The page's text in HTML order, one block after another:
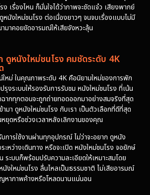
ง เรื่องไหน ก็มั่นใจได้ว่าภาพจะชัดแจ๋ว เสียงพากย์
หนังใหม่ชนโรง ต่อเนื่องยาวๆ จนจบเรื่องแบบไม่มี
มาคอยขัดอารมณ์ให้เสียจังหวะลุ้น
ดูหนังใหม่ชนโรง คมชัดระดับ 4K
ใหม่ ในคุณภาพระดับ 4K คือนิยามใหม่ของการพัก
รุงระบบให้รองรับการรับชม หนังใหม่ชนโรง ที่เน้น
ากทุกตอนจะถูกถ่ายทอดออกมาอย่างสมจริงที่สุด
ามา ดูหนังใหม่ชนโรง กับเรา เป็นตัวเลือกที่ดีที่สุด
ยุดหรือช่วงเวลาหลังเลิกงานของคุณ
การใช้งานผ่านทุกอุปกรณ์ ไม่ว่าจะอยาก ดูหนัง
ะหว่างเดินทาง หรือจะเปิด หนังใหม่ชนโรง จอยักษ์
ระบบก็พร้อมปรับความละเอียดให้เหมาะสมโดย
งใหม่ชนโรง ลื่นไหลเป็นธรรมชาติ ไม่เสียอารมณ์
หาภาพค้างหรือโหลดนานแน่นอน